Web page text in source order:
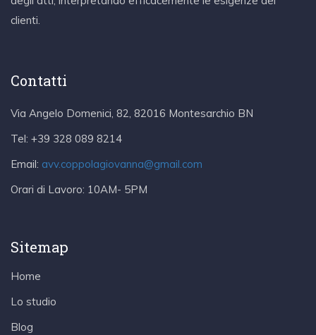
clienti.
Contatti
Via Angelo Domenici, 82, 82016 Montesarchio BN
Tel: +39 328 089 8214
Email: avv.coppolagiovanna@gmail.com
Orari di Lavoro: 10AM- 5PM
Sitemap
Home
Lo studio
Blog